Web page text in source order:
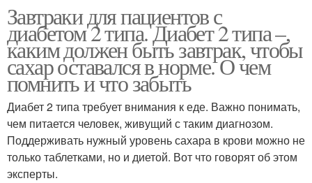
Завтраки для пациентов с
диабетом 2 типа. Диабет 2 типа –,
каким должен быть завтрак, чтобы
сахар оставался в норме. О чем
помнить и что забыть
Диабет 2 типа требует внимания к еде. Важно понимать,
чем питается человек, живущий с таким диагнозом.
Поддерживать нужный уровень сахара в крови можно не
только таблетками, но и диетой. Вот что говорят об этом
эксперты.